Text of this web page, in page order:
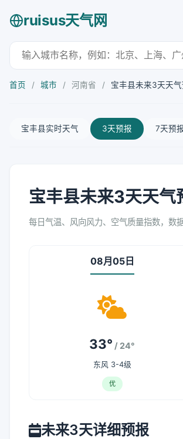
ruisus天气网
首页 / 城市 / 河南省 / 宝丰县未来3天天
宝丰县实时天气 3天预报 7天预
宝丰县未来3天天气
每日气温、风向风力、空气质量指数，数
08月05日
33° / 24°
东风 3-4级
优
未来3天详细预报